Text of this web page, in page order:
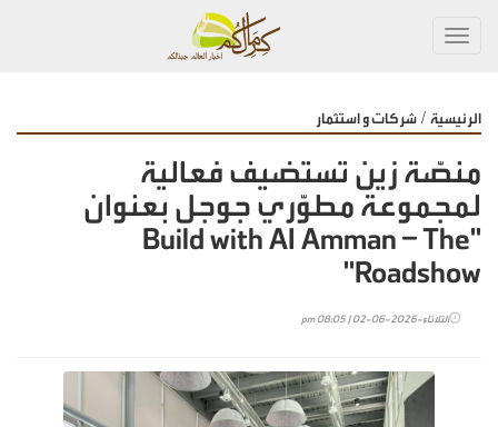
الرئيسية / شركات و استثمار
منصّة زين تستضيف فعالية
لمجموعة مطوّري جوجل بعنوان
"Build with AI Amman – The
Roadshow"
الثلاثاء-2026-06-02 | 08:05 pm